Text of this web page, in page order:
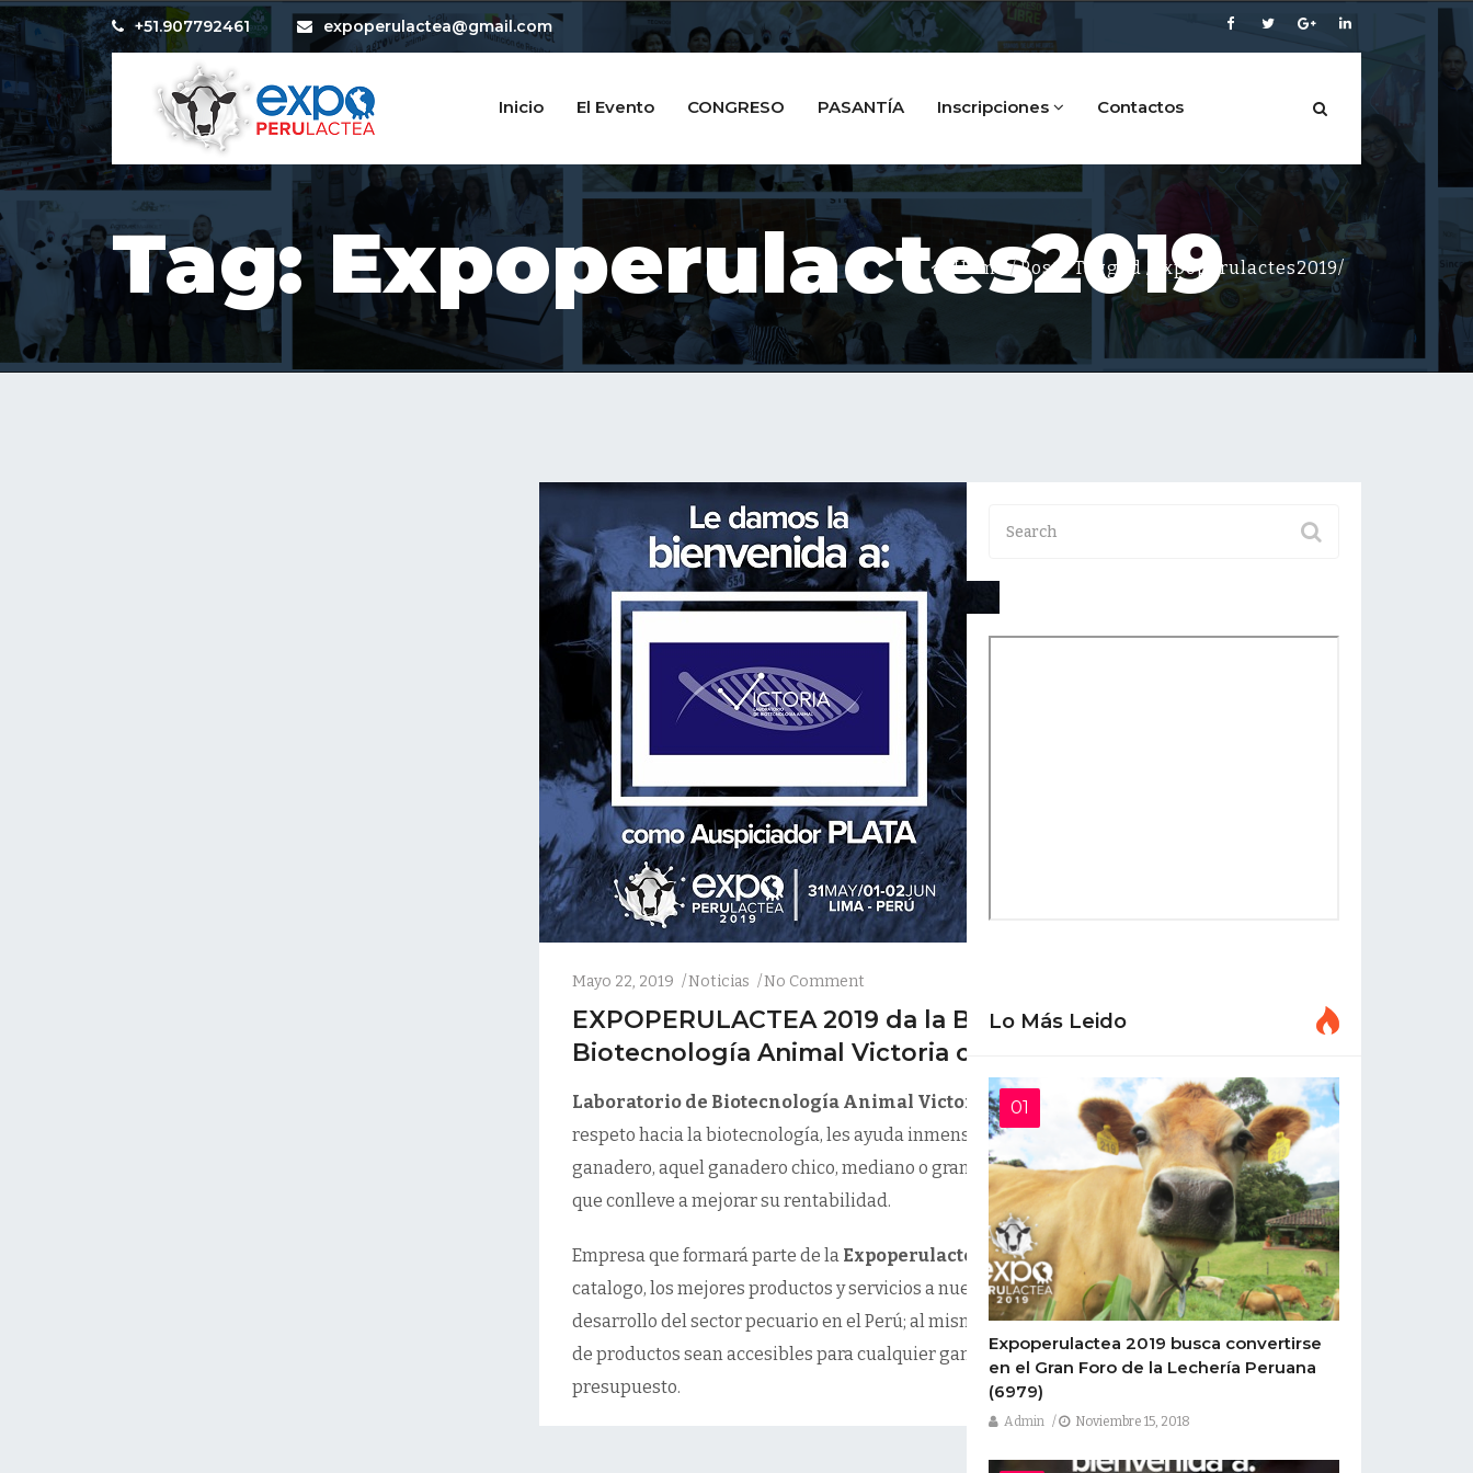
+51.907792461 expoperulactea@gmail.com
Inicio El Evento CONGRESO PASANTÍA Inscripciones Contactos
Tag: Expoperulactes2019
Home Posts Tagged/ expoperulactes2019/
Mayo 22, 2019 Noticias No Comment
EXPOPERULACTEA 2019 da la Bienvenida a: Laboratorio de
Biotecnología Animal Victoria como Auspiciador Plata
Laboratorio de Biotecnología Animal Victoria, es una empresa la cual su pasión y
respeto hacia la biotecnología, les ayuda inmensamente a aplicarla en beneficio del
ganadero, aquel ganadero chico, mediano o grande, buscando hacerse de genética superior
que conlleve a mejorar su rentabilidad.
Empresa que formará parte de la Expoperulactea 2019,presentando su amplio
catalogo, los mejores productos y servicios a nuestros clientes, contribuyendo así, al
desarrollo del sector pecuario en el Perú; al mismo tiempo, garantizando que su portafolio
de productos sean accesibles para cualquier ganadero sin importar su estrato social o
presupuesto.
Lo Más Leido
Expoperulactea 2019 busca convertirse
en el Gran Foro de la Lechería Peruana
(6979)
Admin Noviembre 15, 2018